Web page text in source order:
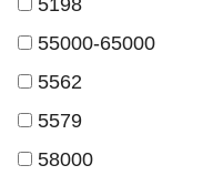
5198
55000-65000
5562
5579
58000